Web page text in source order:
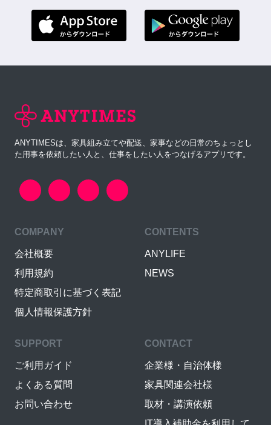
ANYTIMESは、家具組み立てや配送、家事などの日常のちょっとし
た用事を依頼したい人と、仕事をしたい人をつなげるアプリです。
COMPANY
会社概要
利用規約
特定商取引に基づく表記
個人情報保護方針
CONTENTS
ANYLIFE
NEWS
SUPPORT
ご利用ガイド
よくある質問
お問い合わせ
CONTACT
企業様・自治体様
家具関連会社様
取材・講演依頼